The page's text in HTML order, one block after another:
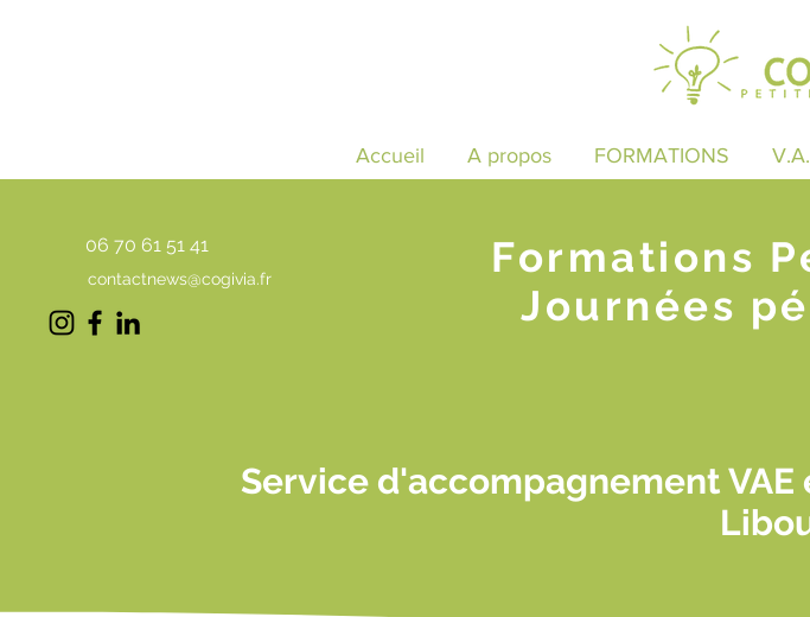
Accueil A propos FORMATIONS
06 70 61 51 41
contactnews@cogivia.fr
Formations
Journées
Service d'accompagnement